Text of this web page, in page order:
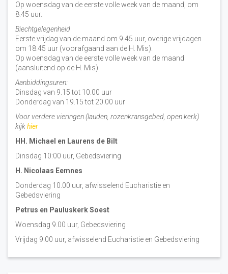
Op woensdag van de eerste volle week van de maand, om
8:45 uur.
Biechtgelegenheid
Eerste vrijdag van de maand om 9.45 uur, overige vrijdagen
om 18.45 uur (voorafgaand aan de H. Mis).
Op woensdag van de eerste volle week van de maand
(aansluitend op de H. Mis)
Aanbiddingsuren:
Dinsdag van 9.15 tot 10.00 uur
Donderdag van 19.15 tot 20.00 uur
Voor verdere vieringen (lauden, rozenkransgebed, open kerk)
kijkhier
HH. Michael en Laurens de Bilt
Dinsdag 10:00 uur, Gebedsviering
H. Nicolaas Eemnes
Donderdag 10.00 uur, afwisselend Eucharistie en
Gebedsviering
Petrus en Pauluskerk Soest
Woensdag 9.00 uur, Gebedsviering
Vrijdag 9.00 uur, afwisselend Eucharistie en Gebedsviering